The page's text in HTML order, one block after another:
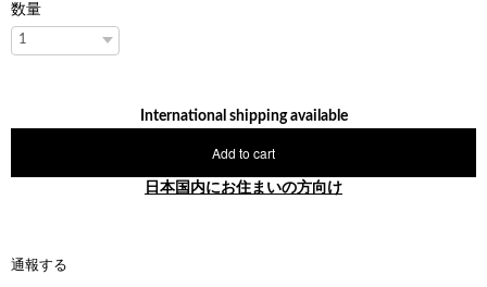
数量
International shipping available
Add to cart
日本国内にお住まいの方向け
通報する